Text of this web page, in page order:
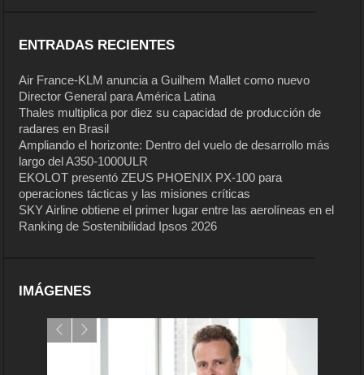
ENTRADAS RECIENTES
Air France-KLM anuncia a Guilhem Mallet como nuevo
Director General para América Latina
Thales multiplica por diez su capacidad de producción de
radares en Brasil
Ampliando el horizonte: Dentro del vuelo de desarrollo más
largo del A350-1000ULR
EKOLOT presentó ZEUS PHOENIX PX-100 para
operaciones tácticas y las misiones críticas
SKY Airline obtiene el primer lugar entre las aerolíneas en el
Ranking de Sostenibilidad Ipsos 2026
IMÁGENES